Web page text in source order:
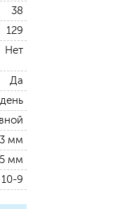
38
129
Нет
Да
мм
мм
10-9